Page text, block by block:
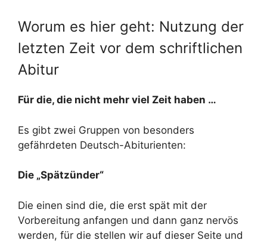
Worum es hier geht: Nutzung der
letzten Zeit vor dem schriftlichen
Abitur
Für die, die nicht mehr viel Zeit haben …
Es gibt zwei Gruppen von besonders
gefährdeten Deutsch-Abiturienten:
Die „Spätzünder“
Die einen sind die, die erst spät mit der
Vorbereitung anfangen und dann ganz nervös
werden, für die stellen wir auf dieser Seite und